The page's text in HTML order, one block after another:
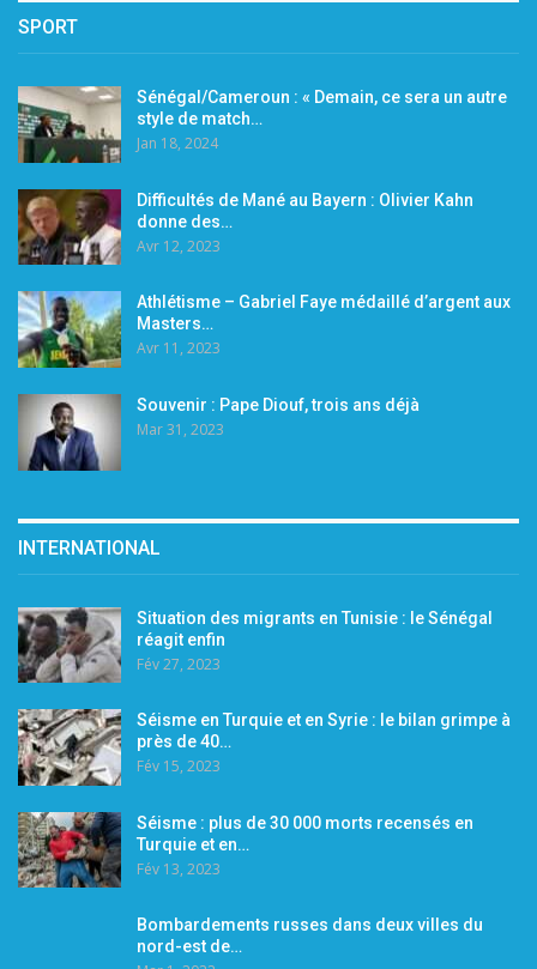
SPORT
Sénégal/Cameroun : « Demain, ce sera un autre
style de match…
Jan 18, 2024
Difficultés de Mané au Bayern : Olivier Kahn
donne des…
Avr 12, 2023
Athlétisme – Gabriel Faye médaillé d’argent aux
Masters…
Avr 11, 2023
Souvenir : Pape Diouf, trois ans déjà
Mar 31, 2023
INTERNATIONAL
Situation des migrants en Tunisie : le Sénégal
réagit enfin
Fév 27, 2023
Séisme en Turquie et en Syrie : le bilan grimpe à
près de 40…
Fév 15, 2023
Séisme : plus de 30 000 morts recensés en
Turquie et en…
Fév 13, 2023
Bombardements russes dans deux villes du
nord-est de…